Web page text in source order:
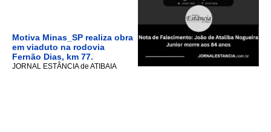
Motiva Minas_SP realiza obra
em viaduto na rodovia
Fernão Dias, km 77.
JORNAL ESTÂNCIA de ATIBAIA